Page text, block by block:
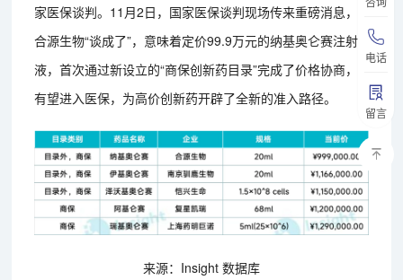
电话
留言
家医保谈判。11月2日，国家医保谈判现场传来重磅消息，
合源生物“谈成了”，意味着定价99.9万元的纳基奥仑赛注射
液，首次通过新设立的“商保创新药目录”完成了价格协商，
有望进入医保，为高价创新药开辟了全新的准入路径。
来源：Insight 数据库